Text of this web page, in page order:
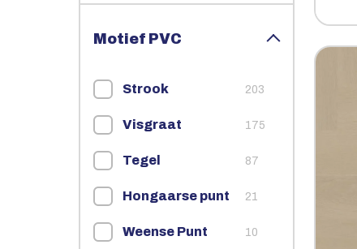
Motief PVC
Strook 203
Visgraat 175
Tegel 87
Hongaarse punt 21
Weense Punt 10